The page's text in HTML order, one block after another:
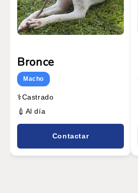
Bronce
Macho
⚕️Castrado
💉 Al día
Contactar